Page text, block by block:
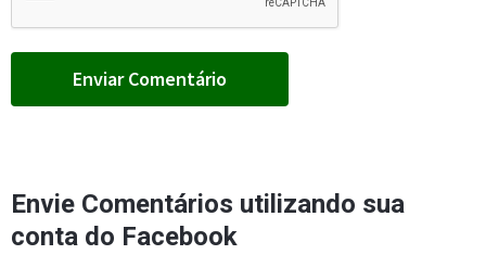
Envie Comentários utilizando sua
conta do Facebook